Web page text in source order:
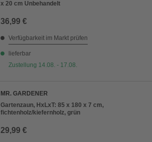
x 20 cm Unbehandelt
36,99 €
Verfügbarkeit im Markt prüfen
lieferbar
Zustellung 14.08. - 17.08.
MR. GARDENER
Gartenzaun, HxLxT: 85 x 180 x 7 cm,
fichtenholz/kiefernholz, grün
29,99 €